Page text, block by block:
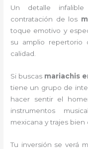
Un detalle
contratación de los
toque emotivo y
su amplio
calidad.
Si buscas mariachis
tiene un grupo de
hacer sentir el
instrumentos
mexicana y trajes bien
Tu inversión se verá